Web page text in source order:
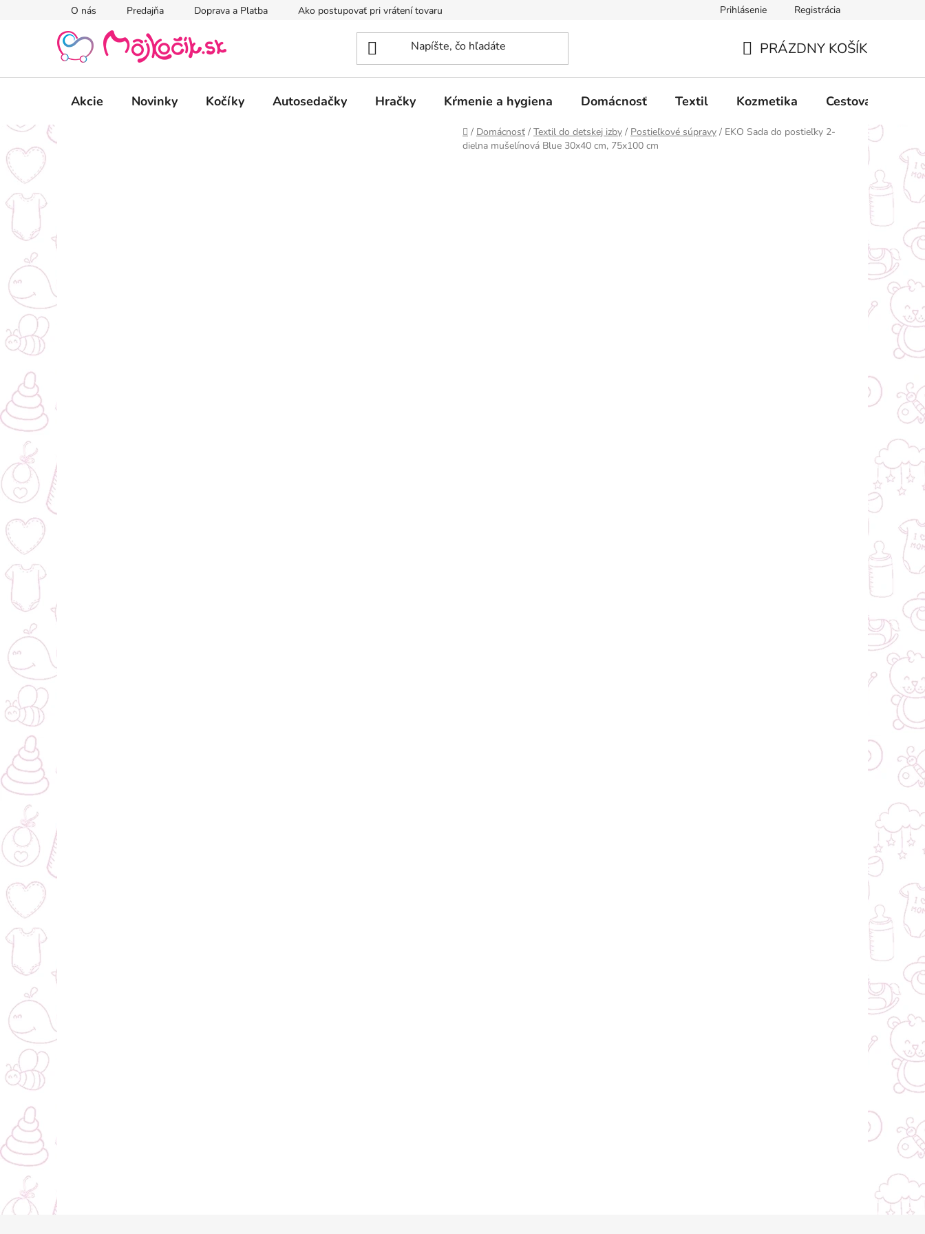
O nás Predajňa Doprava a Platba Ako postupovať pri vrátení tovaru Obchodné podmienky Podmienky ochrany
Prihlásenie Registrácia
KOŠÍK
PRÁZDNY KOŠÍK
Akcie Novinky Kočíky Autosedačky Hračky Kŕmenie a hygiena Domácnosť Textil Kozmetika Cestovanie
Domov
/ Domácnosť / Textil do detskej izby / Postieľkové súpravy / EKO Sada do postieľky 2-
dielna mušelínová Blue 30x40 cm, 75x100 cm